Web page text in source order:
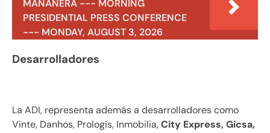
MAÑANERA --- MORNING
PRESIDENTIAL PRESS CONFERENCE
--- MONDAY, AUGUST 3, 2026
Desarrolladores
La ADI, representa además a desarrolladores como
Vinte, Danhos, Prologis, Inmobilia,City Express, Gicsa,